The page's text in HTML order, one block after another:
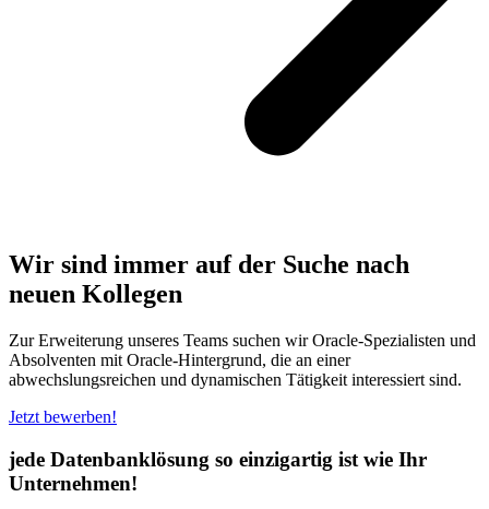
Wir sind immer auf der Suche nach
neuen Kollegen
Zur Erweiterung unseres Teams suchen wir Oracle-Spezialisten und
Absolventen mit Oracle-Hintergrund, die an einer
abwechslungsreichen und dynamischen Tätigkeit interessiert sind.
Jetzt bewerben!
jede Datenbanklösung so einzigartig ist wie Ihr
Unternehmen!